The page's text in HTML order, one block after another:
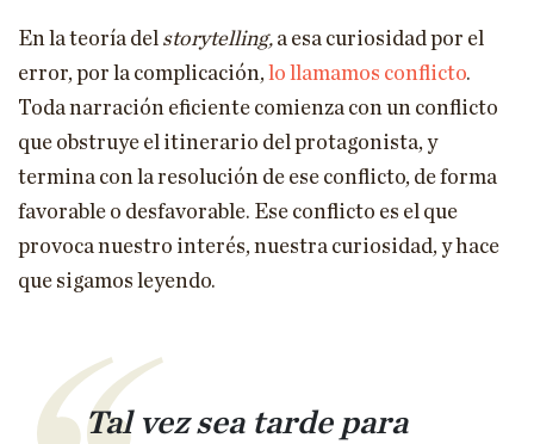
En la teoría del storytelling, a esa curiosidad por el
error, por la complicación,lo llamamos conflicto.
Toda narración eficiente comienza con un conflicto
que obstruye el itinerario del protagonista, y
termina con la resolución de ese conflicto, de forma
favorable o desfavorable. Ese conflicto es el que
provoca nuestro interés, nuestra curiosidad, y hace
que sigamos leyendo.
Tal vez sea tarde para